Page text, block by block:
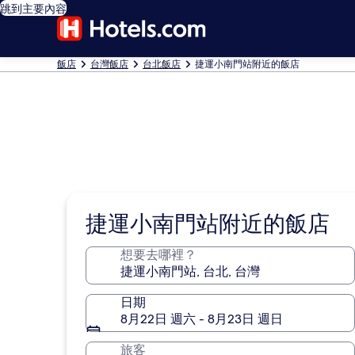
跳到主要內容
飯店 台灣飯店 台北飯店 捷運小南門站附近的飯店
捷運小南門站附近的飯店
想要去哪裡？
日期
8月22日 週六 - 8月23日 週日
旅客